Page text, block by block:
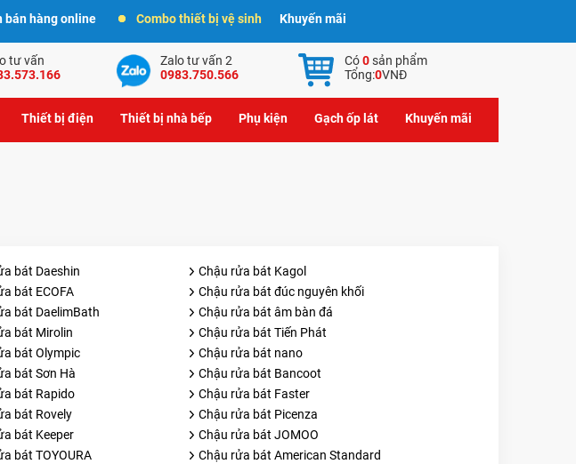
bán hàng online Combo thiết bị vệ sinh Khuyến mãi
tư vấn
Zalo tư vấn 2
0983.750.566
Có0sản phẩm
Tổng:0VNĐ
Thiết bị điện Thiết bị nhà bếp Phụ kiện Gạch ốp lát Khuyến mãi
bát Daeshin
Chậu rửa bát Kagol
bát ECOFA
Chậu rửa bát đúc nguyên khối
bát DaelimBath
Chậu rửa bát âm bàn đá
bát Mirolin
Chậu rửa bát Tiến Phát
bát Olympic
Chậu rửa bát nano
bát Sơn Hà
Chậu rửa bát Bancoot
bát Rapido
Chậu rửa bát Faster
bát Rovely
Chậu rửa bát Picenza
bát Keeper
Chậu rửa bát JOMOO
bát TOYOURA
Chậu rửa bát American Standard